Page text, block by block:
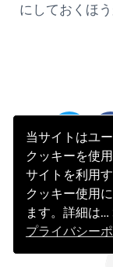
当サイトはユ
クッキーを使
サイトを利用
クッキー使用
ます。詳細は…
プライバシー
にしておくほ
S
h
a
r
e
o
n